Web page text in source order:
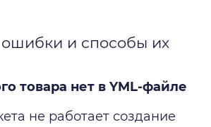
и способы их
товара нет в YML-файле
не работает создание